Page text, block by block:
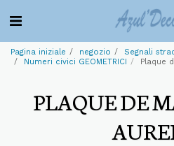
Pagina iniziale negozio
Segnali
Numeri civici GEOMETRICI
Plaque
PLAQUE DE